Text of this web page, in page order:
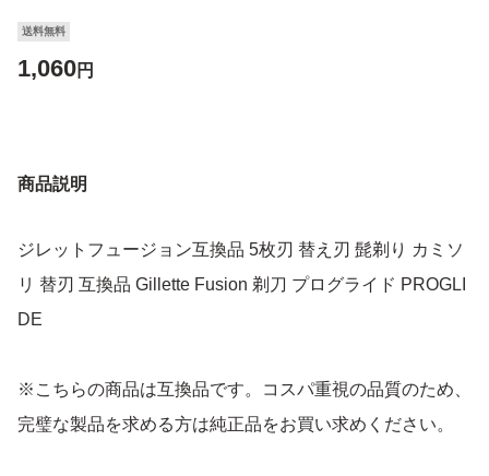
送料無料
1,060円
商品説明
ジレットフュージョン互換品 5枚刃 替え刃 髭剃り カミソ
リ 替刃 互換品 Gillette Fusion 剃刀 プログライド PROGLI
DE
※こちらの商品は互換品です。コスパ重視の品質のため、
完璧な製品を求める方は純正品をお買い求めください。